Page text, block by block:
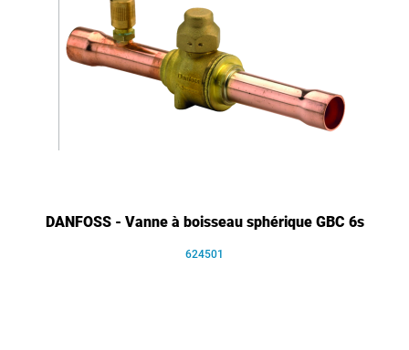
DANFOSS - Vanne à boisseau sphérique GBC 6s
624501